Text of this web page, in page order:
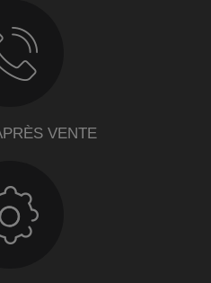
VENTE